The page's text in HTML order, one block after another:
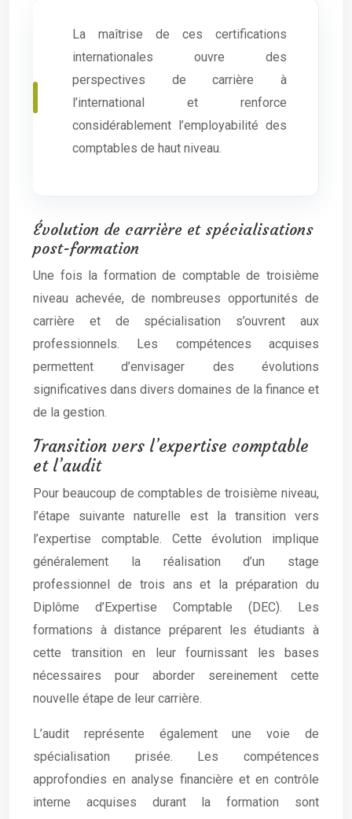
La maîtrise de ces certifications
internationales ouvre des
perspectives de carrière à
l’international et renforce
considérablement l’employabilité des
comptables de haut niveau.
Évolution de carrière et spécialisations
post-formation
Une fois la formation de comptable de troisième
niveau achevée, de nombreuses opportunités de
carrière et de spécialisation s’ouvrent aux
professionnels. Les compétences acquises
permettent d’envisager des évolutions
significatives dans divers domaines de la finance et
de la gestion.
Transition vers l’expertise comptable
et l’audit
Pour beaucoup de comptables de troisième niveau,
l’étape suivante naturelle est la transition vers
l’expertise comptable. Cette évolution implique
généralement la réalisation d’un stage
professionnel de trois ans et la préparation du
Diplôme d’Expertise Comptable (DEC). Les
formations à distance préparent les étudiants à
cette transition en leur fournissant les bases
nécessaires pour aborder sereinement cette
nouvelle étape de leur carrière.
L’audit représente également une voie de
spécialisation prisée. Les compétences
approfondies en analyse financière et en contrôle
interne acquises durant la formation sont